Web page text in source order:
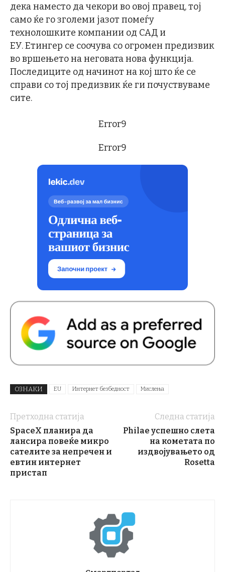
дека наместо да чекори во овој правец, тој
само ќе го зголеми јазот помеѓу
технолошките компании од САД и
ЕУ. Етингер се соочува со огромен предизвик
во вршењето на неговата нова функција.
Последиците од начинот на кој што ќе се
справи со тој предизвик ќе ги почуствуваме
сите.
Error9
Error9
ОЗНАКИ EU Интернет безбедност Мислења
Претходна статија
SpaceX планира да
лансира повеќе микро
сателите за непречен и
евтин интернет
пристап
Следна статија
Philae успешно слета
на кометата по
издвојувањето од
Rosetta